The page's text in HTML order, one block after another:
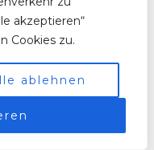
akzeptieren“
Cookies zu.
ablehnen
im Bereich des
realisieren wir
Anforderungen
Ihr Firmengelände,